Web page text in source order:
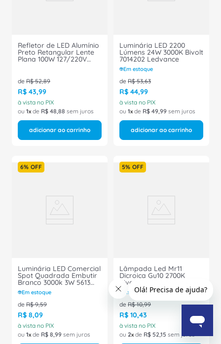
Refletor de LED Alumínio
Preto Retangular Lente
Plana 100W 127/220V
de R$ 52,89
R$ 43,99
à vista no PIX
ou 1 de R$ 48,88 sem juros
adicionar ao carrinho
Luminária LED 2200
Lúmens 24W 3000K Bivolt
7014202 Ledvance
Em estoque
de R$ 53,63
R$ 44,99
à vista no PIX
ou 1 de R$ 49,99 sem juros
adicionar ao carrinho
6% OFF
Luminária LED Comercial
Spot Quadrada Embutir
Branco 3000k 3W 5613
Ourolux
Em estoque
de R$ 9,59
R$ 8,09
à vista no PIX
ou 1 de R$ 8,99 sem juros
5% OFF
Lâmpada Led Mr11
Dicroica Gu10 2700K
Bivolt 7W 510LM Superled
20087 Ourolux
Em estoque
de R$ 10,99
R$ 10,43
à vista no PIX
ou 2 de R$ 52,15 sem juros